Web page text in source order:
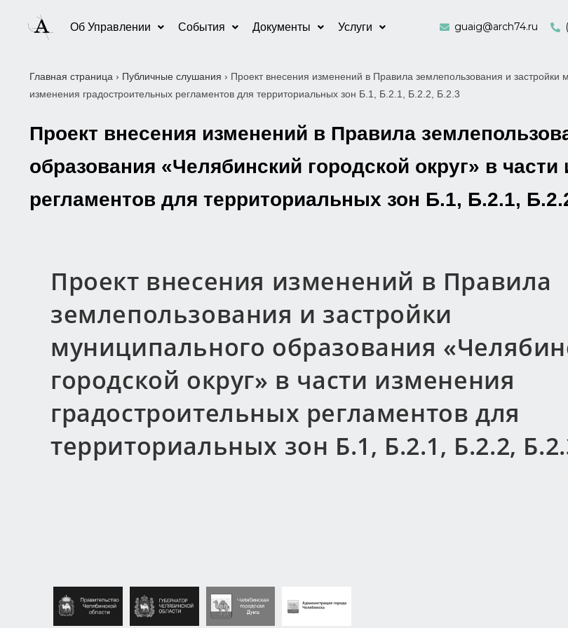
Об Управлении События Документы Услуги guaig@arch74.ru
Главная страница › Публичные слушания › Проект внесения изменений в Правила землепользования и застройки
изменения градостроительных регламентов для территориальных зон Б.1, Б.2.1, Б.2.2, Б.2.3
Проект внесения изменений в Правила
образования «Челябинский городской округ» в
регламентов для территориальных зон Б.1, Б.2.1,
Проект внесения изменений в Правила
землепользования и застройки
муниципального образования
городской округ» в части изменения
градостроительных регламентов для
территориальных зон Б.1, Б.2.1, Б.2.2,